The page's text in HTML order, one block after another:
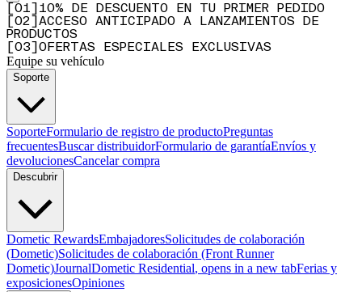
01
10% DE DESCUENTO EN TU PRIMER PEDIDO
02
ACCESO ANTICIPADO A LANZAMIENTOS DE
PRODUCTOS
03 OFERTAS ESPECIALES EXCLUSIVAS
Equipe su vehículo
Soporte
SoporteFormulario de registro de productoPreguntas
frecuentesBuscar distribuidorFormulario de garantíaEnvíos y
devolucionesCancelar compra
Descubrir
Dometic RewardsEmbajadoresSolicitudes de colaboración
(Dometic)Solicitudes de colaboración (Front Runner
Dometic)JournalDometic Residential, opens in a new tabFerias y
exposicionesOpiniones